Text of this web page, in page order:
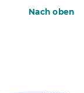
Nach oben